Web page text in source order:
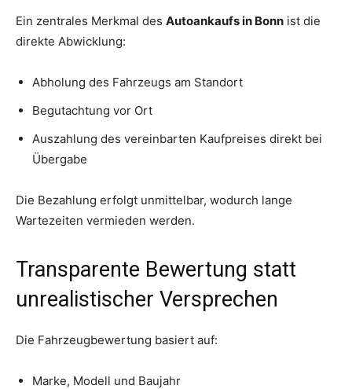
Ein zentrales Merkmal des Autoankaufs in Bonn ist die
direkte Abwicklung:
Abholung des Fahrzeugs am Standort
Begutachtung vor Ort
Auszahlung des vereinbarten Kaufpreises direkt bei
Übergabe
Die Bezahlung erfolgt unmittelbar, wodurch lange
Wartezeiten vermieden werden.
Transparente Bewertung statt
unrealistischer Versprechen
Die Fahrzeugbewertung basiert auf:
Marke, Modell und Baujahr